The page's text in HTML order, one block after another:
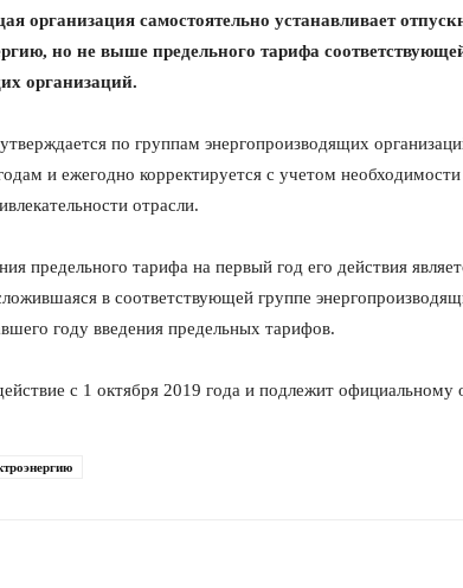
организация самостоятельно устанавливает
но не выше предельного тарифа
организаций.
по группам энергопроизводящих
и ежегодно корректируется с учетом
отрасли.
предельного тарифа на первый год его действия
в соответствующей группе
году введения предельных тарифов.
с 1 октября 2019 года и подлежит официальному